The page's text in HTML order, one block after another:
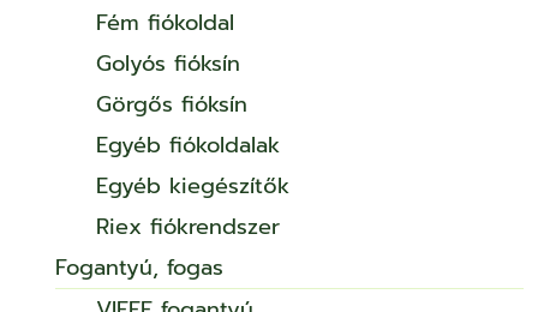
Fém fiókoldal
Golyós fióksín
Görgős fióksín
Egyéb fiókoldalak
Egyéb kiegészítők
Riex fiókrendszer
Fogantyú, fogas